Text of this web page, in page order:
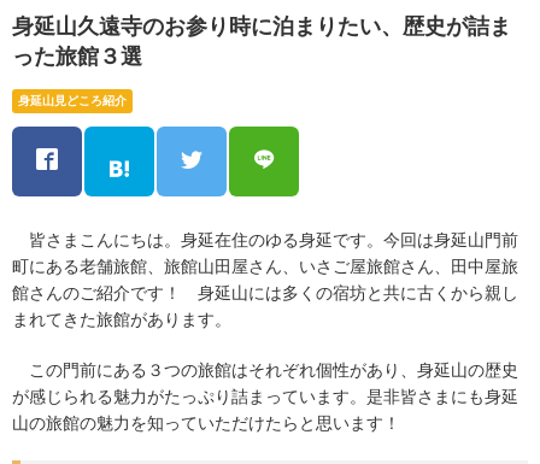
身延山久遠寺のお参り時に泊まりたい、歴史が詰ま
った旅館３選
身延山見どころ紹介
皆さまこんにちは。身延在住のゆる身延です。今回は身延山門前
町にある老舗旅館、旅館山田屋さん、いさご屋旅館さん、田中屋旅
館さんのご紹介です！ 身延山には多くの宿坊と共に古くから親し
まれてきた旅館があります。
この門前にある３つの旅館はそれぞれ個性があり、身延山の歴史
が感じられる魅力がたっぷり詰まっています。是非皆さまにも身延
山の旅館の魅力を知っていただけたらと思います！